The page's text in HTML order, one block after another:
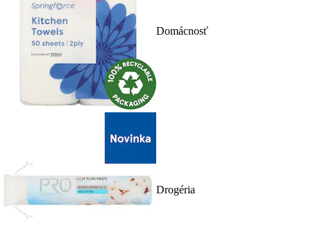
Domácnosť
Drogéria